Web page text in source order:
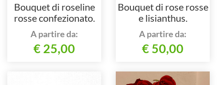
Bouquet di roseline
rosse confezionato.
A partire da:
€ 25,00
Bouquet di rose rosse
e lisianthus.
A partire da:
€ 50,00